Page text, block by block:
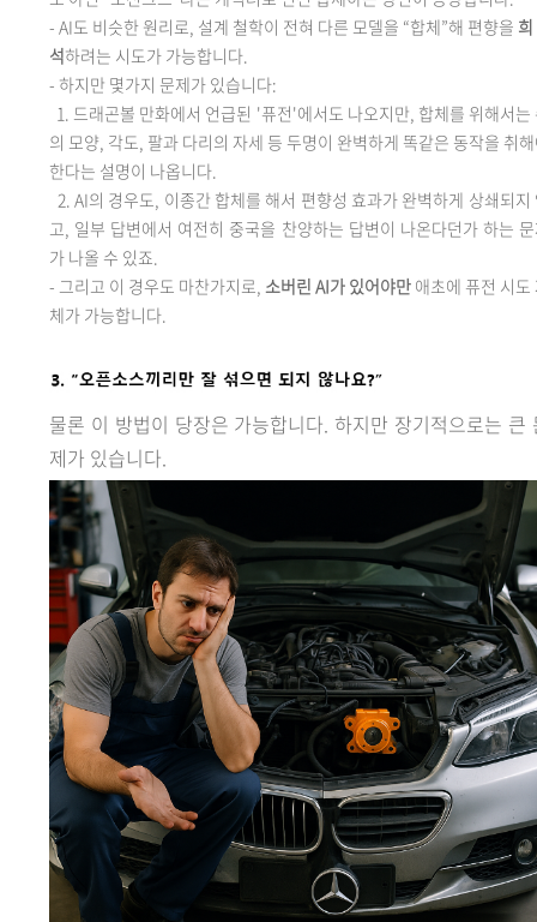
- AI도 비슷한 원리로, 설계 철학이 전혀 다른 모델을 “합체”해 편향을 희
석하려는 시도가 가능합니다.
- 하지만 몇가지 문제가 있습니다:
1. 드래곤볼 만화에서 언급된 '퓨전'에서도 나오지만, 합체를 위해서는
의 모양, 각도, 팔과 다리의 자세 등 두명이 완벽하게 똑같은 동작을 취
한다는 설명이 나옵니다.
2. AI의 경우도, 이종간 합체를 해서 편향성 효과가 완벽하게 상쇄되지
고, 일부 답변에서 여전히 중국을 찬양하는 답변이 나온다던가 하는
가 나올 수 있죠.
- 그리고 이 경우도 마찬가지로, 소버린 AI가 있어야만 애초에 퓨전 시도
체가 가능합니다.
물론 이 방법이 당장은 가능합니다. 하지만 장기적으로는 큰
제가 있습니다.